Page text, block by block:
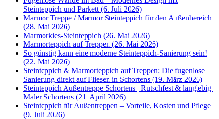
Steinteppich und Parkett (6. Juli 2026)
Marmor Treppe / Marmor Steinteppich für den Außenbereich
(28. Mai 2026)
Marmorkies-Steinteppich (26. Mai 2026)
Marmorteppich auf Treppen (26. Mai 2026)
So günstig kann eine moderne Steinteppich-Sanierung sein!
(22. Mai 2026)
Steinteppich & Marmorteppich auf Treppen: Die fugenlose
Sanierung direkt auf Fliesen in Schortens (19. März 2026)
Steinteppich Außentreppe Schortens | Rutschfest & langlebig |
Maler Schortens (21. April 2026)
Steinteppich für Außentreppen – Vorteile, Kosten und Pflege
(9. Juli 2026)